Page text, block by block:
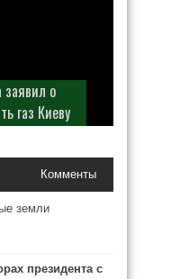
о
газ Киеву
Комменты
земли
президента с